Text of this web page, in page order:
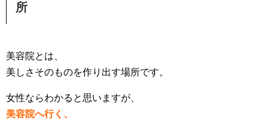
所
美容院とは、
美しさそのものを作り出す場所です。
女性ならわかると思いますが、
美容院へ行く、